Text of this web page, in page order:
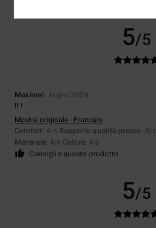
5/5
Maxime6. luglio 2026
!! !
Mostra originale - Français
Comfort: 4/5 Rapporto qualità-prezzo: 5/5
Materiale: 4/5 Colore: 4/5
Consiglio questo prodotto
5/5